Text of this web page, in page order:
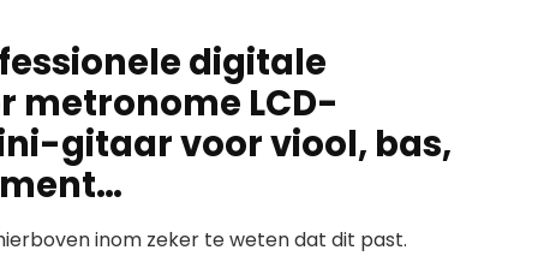
digitale
metronome LCD-
gitaar voor viool, bas,
inom zeker te weten dat dit past.